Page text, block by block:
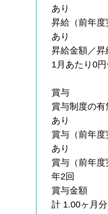
あり
昇給（前年度
あり
昇給金額／昇
1月あたり0円
賞与
賞与制度の有
あり
賞与（前年
あり
賞与（前年
年2回
賞与金額
計 1.00ヶ月